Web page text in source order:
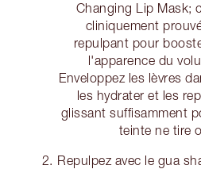
Changing Lip Mask;
cliniquement
repulpant pour
l'apparence du
Enveloppez les lèvres
les hydrater et les
glissant suffisamment
teinte ne tire
Repulpez avec le gua